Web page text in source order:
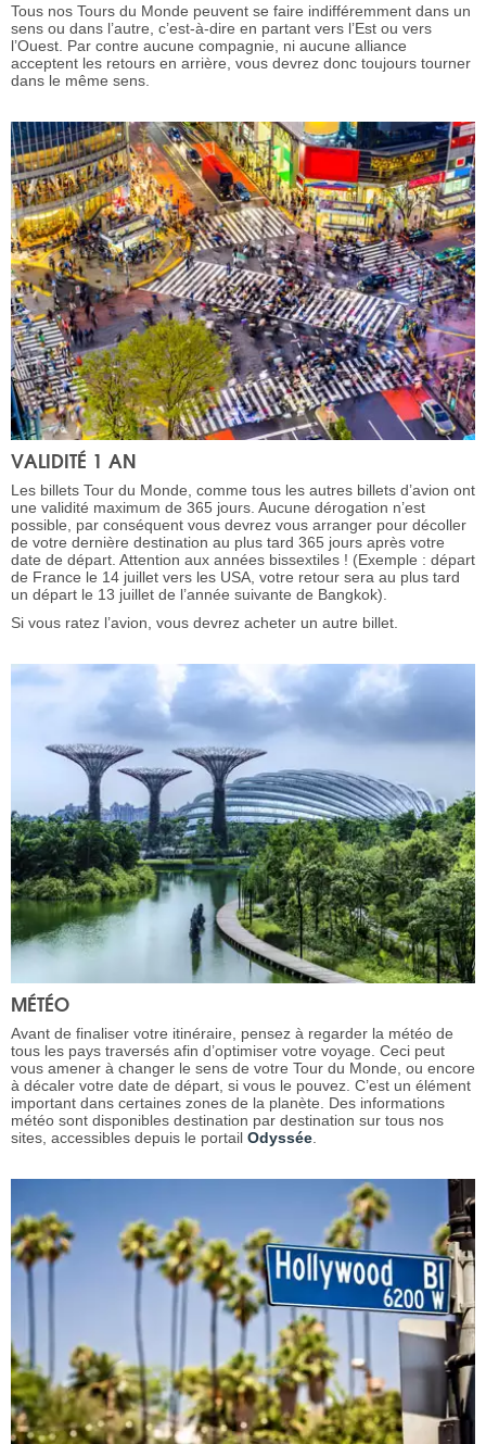
Tous nos Tours du Monde peuvent se faire indifféremment dans un
sens ou dans l’autre, c’est-à-dire en partant vers l’Est ou vers
l’Ouest. Par contre aucune compagnie, ni aucune alliance
acceptent les retours en arrière, vous devrez donc toujours tourner
dans le même sens.
VALIDITÉ 1 AN
Les billets Tour du Monde, comme tous les autres billets d’avion ont
une validité maximum de 365 jours. Aucune dérogation n’est
possible, par conséquent vous devrez vous arranger pour décoller
de votre dernière destination au plus tard 365 jours après votre
date de départ. Attention aux années bissextiles ! (Exemple : départ
de France le 14 juillet vers les USA, votre retour sera au plus tard
un départ le 13 juillet de l’année suivante de Bangkok).
Si vous ratez l’avion, vous devrez acheter un autre billet.
MÉTÉO
Avant de finaliser votre itinéraire, pensez à regarder la météo de
tous les pays traversés afin d’optimiser votre voyage. Ceci peut
vous amener à changer le sens de votre Tour du Monde, ou encore
à décaler votre date de départ, si vous le pouvez. C’est un élément
important dans certaines zones de la planète. Des informations
météo sont disponibles destination par destination sur tous nos
sites, accessibles depuis le portail Odyssée